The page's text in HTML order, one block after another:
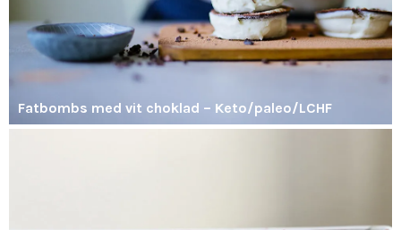
Fatbombs med vit choklad – Keto/paleo/LCHF